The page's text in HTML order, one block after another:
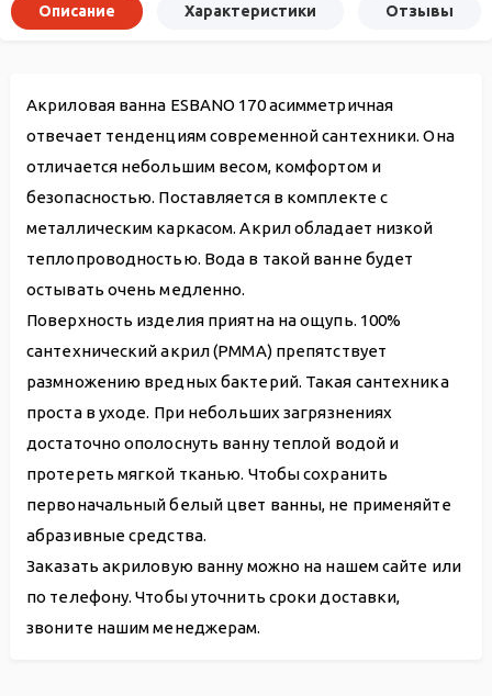
Описание Характеристики Отзывы
Акриловая ванна ESBANO 170 асимметричная
отвечает тенденциям современной сантехники. Она
отличается небольшим весом, комфортом и
безопасностью. Поставляется в комплекте с
металлическим каркасом. Акрил обладает низкой
теплопроводностью. Вода в такой ванне будет
остывать очень медленно.
Поверхность изделия приятна на ощупь. 100%
сантехнический акрил (PMMA) препятствует
размножению вредных бактерий. Такая сантехника
проста в уходе. При небольших загрязнениях
достаточно ополоснуть ванну теплой водой и
протереть мягкой тканью. Чтобы сохранить
первоначальный белый цвет ванны, не применяйте
абразивные средства.
Заказать акриловую ванну можно на нашем сайте или
по телефону. Чтобы уточнить сроки доставки,
звоните нашим менеджерам.